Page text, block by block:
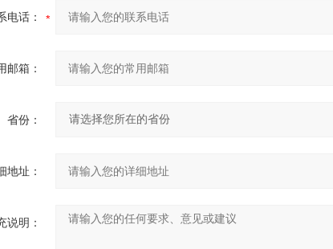
电话：
邮箱：
省份：
地址：
说明：